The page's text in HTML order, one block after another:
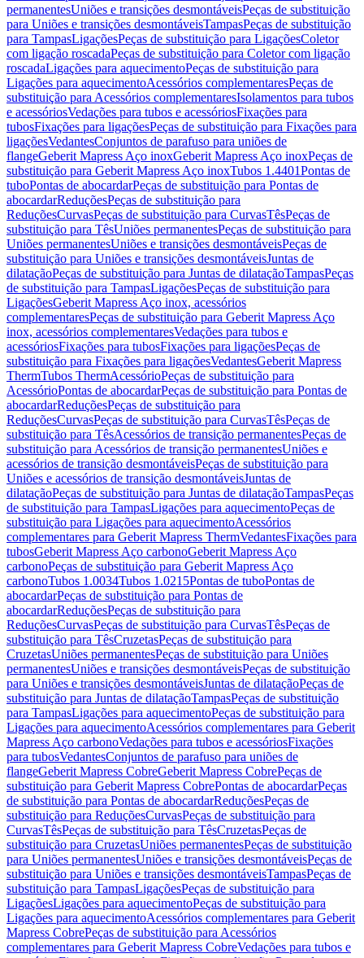
permanentesUniões e transições desmontáveisPeças de substituição
para Uniões e transições desmontáveisTampasPeças de substituição
para TampasLigaçõesPeças de substituição para LigaçõesColetor
com ligação roscadaPeças de substituição para Coletor com ligação
roscadaLigações para aquecimentoPeças de substituição para
Ligações para aquecimentoAcessórios complementaresPeças de
substituição para Acessórios complementaresIsolamentos para tubos
e acessóriosVedações para tubos e acessóriosFixações para
tubosFixações para ligaçõesPeças de substituição para Fixações para
ligaçõesVedantesConjuntos de parafuso para uniões de
flangeGeberit Mapress Aço inoxGeberit Mapress Aço inoxPeças de
substituição para Geberit Mapress Aço inoxTubos 1.4401Pontas de
tuboPontas de abocardarPeças de substituição para Pontas de
abocardarReduçõesPeças de substituição para
ReduçõesCurvasPeças de substituição para CurvasTêsPeças de
substituição para TêsUniões permanentesPeças de substituição para
Uniões permanentesUniões e transições desmontáveisPeças de
substituição para Uniões e transições desmontáveisJuntas de
dilataçãoPeças de substituição para Juntas de dilataçãoTampasPeças
de substituição para TampasLigaçõesPeças de substituição para
LigaçõesGeberit Mapress Aço inox, acessórios
complementaresPeças de substituição para Geberit Mapress Aço
inox, acessórios complementaresVedações para tubos e
acessóriosFixações para tubosFixações para ligaçõesPeças de
substituição para Fixações para ligaçõesVedantesGeberit Mapress
ThermTubos ThermAcessórioPeças de substituição para
AcessórioPontas de abocardarPeças de substituição para Pontas de
abocardarReduçõesPeças de substituição para
ReduçõesCurvasPeças de substituição para CurvasTêsPeças de
substituição para TêsAcessórios de transição permanentesPeças de
substituição para Acessórios de transição permanentesUniões e
acessórios de transição desmontáveisPeças de substituição para
Uniões e acessórios de transição desmontáveisJuntas de
dilataçãoPeças de substituição para Juntas de dilataçãoTampasPeças
de substituição para TampasLigações para aquecimentoPeças de
substituição para Ligações para aquecimentoAcessórios
complementares para Geberit Mapress ThermVedantesFixações para
tubosGeberit Mapress Aço carbonoGeberit Mapress Aço
carbonoPeças de substituição para Geberit Mapress Aço
carbonoTubos 1.0034Tubos 1.0215Pontas de tuboPontas de
abocardarPeças de substituição para Pontas de
abocardarReduçõesPeças de substituição para
ReduçõesCurvasPeças de substituição para CurvasTêsPeças de
substituição para TêsCruzetasPeças de substituição para
CruzetasUniões permanentesPeças de substituição para Uniões
permanentesUniões e transições desmontáveisPeças de substituição
para Uniões e transições desmontáveisJuntas de dilataçãoPeças de
substituição para Juntas de dilataçãoTampasPeças de substituição
para TampasLigações para aquecimentoPeças de substituição para
Ligações para aquecimentoAcessórios complementares para Geberit
Mapress Aço carbonoVedações para tubos e acessóriosFixações
para tubosVedantesConjuntos de parafuso para uniões de
flangeGeberit Mapress CobreGeberit Mapress CobrePeças de
substituição para Geberit Mapress CobrePontas de abocardarPeças
de substituição para Pontas de abocardarReduçõesPeças de
substituição para ReduçõesCurvasPeças de substituição para
CurvasTêsPeças de substituição para TêsCruzetasPeças de
substituição para CruzetasUniões permanentesPeças de substituição
para Uniões permanentesUniões e transições desmontáveisPeças de
substituição para Uniões e transições desmontáveisTampasPeças de
substituição para TampasLigaçõesPeças de substituição para
LigaçõesLigações para aquecimentoPeças de substituição para
Ligações para aquecimentoAcessórios complementares para Geberit
Mapress CobrePeças de substituição para Acessórios
complementares para Geberit Mapress CobreVedações para tubos e